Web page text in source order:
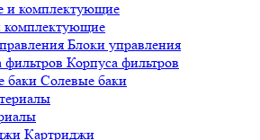
комплектующие
Блоки управления
Корпуса фильтров
Солевые баки
Картриджи